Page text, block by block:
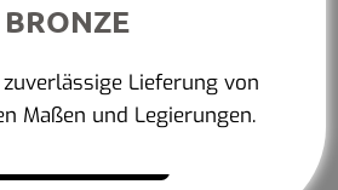
BRONZE
Lieferung von
Maßen und Legierungen.